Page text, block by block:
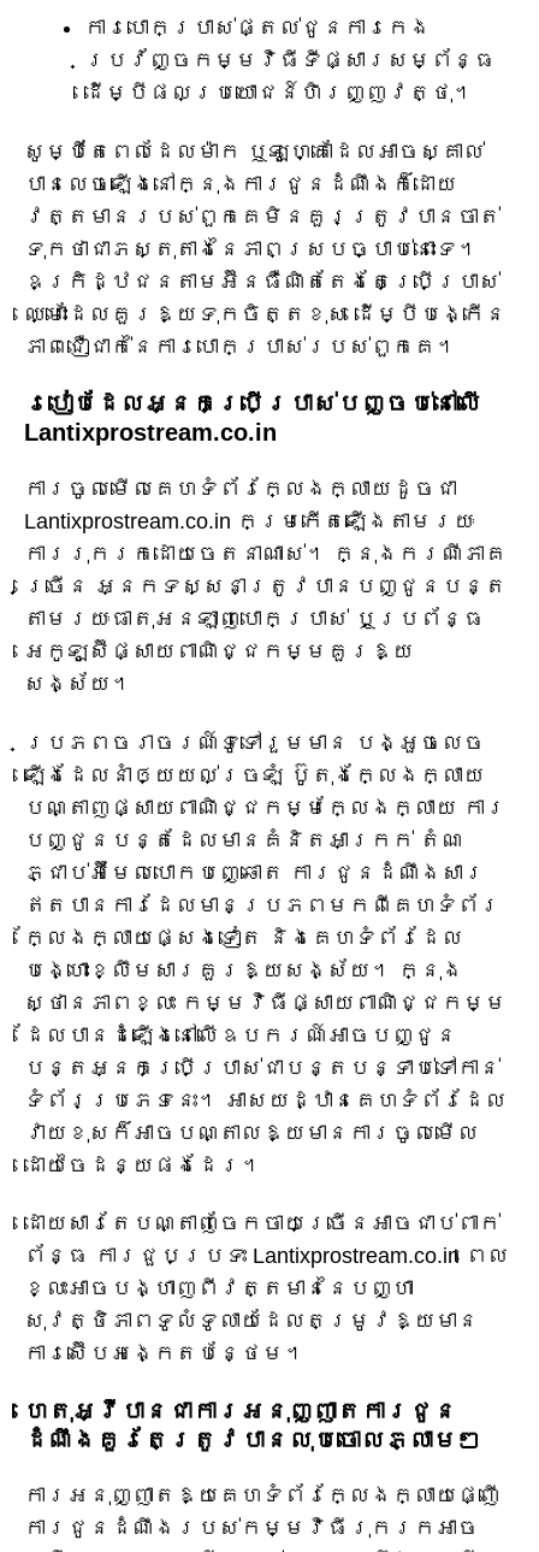
ការបោកប្រាស់ផ្តល់ជូនការកេង
ប្រវ័ញ្ចកម្មវិធីទីផ្សារសម្ព័ន្ធ
ដើម្បីផលប្រយោជន៍ហិរញ្ញវត្ថុ។
សូម្បីតែពេលដែលម៉ាក ឬឡូហ្គោដែលអាចស្គាល់
បានលេចឡើងនៅក្នុងការជូនដំណឹងក៏ដោយ
វត្តមានរបស់ពួកគេមិនគួរត្រូវបានចាត់
ទុកថាជាភស្តុតាងនៃភាពស្របច្បាប់នោះទេ។
ឧក្រិដ្ឋជនតាមអ៊ីនធឺណិតតែងតែប្រើប្រាស់
ឈ្មោះដែលគួរឱ្យទុកចិត្តខុស ដើម្បីបង្កើន
ភាពជឿជាក់នៃការបោកប្រាស់របស់ពួកគេ។
របៀបដែលអ្នកប្រើប្រាស់បញ្ចប់នៅលើ
Lantixprostream.co.in
ការចូលមើលគេហទំព័រក្លែងក្លាយដូចជា
Lantixprostream.co.in កម្រកើតឡើងតាមរយៈ
ការរុករកដោយចេតនាណាស់។ ក្នុងករណីភាគ
ច្រើន អ្នកទស្សនាត្រូវបានបញ្ជូនបន្ត
តាមរយៈធាតុអនឡាញបោកប្រាស់ ឬប្រព័ន្ធ
អេកូឡូស៊ីផ្សាយពាណិជ្ជកម្មគួរឱ្យ
សង្ស័យ។
ប្រភពចរាចរណ៍ទូទៅរួមមាន បង្អួចលេច
ឡើងដែលនាំឲ្យយល់ច្រឡំ ប៊ូតុងក្លែងក្លាយ
បណ្តាញផ្សាយពាណិជ្ជកម្មក្លែងក្លាយ ការ
បញ្ជូនបន្តដែលមានគំនិតអាក្រក់ តំណ
ភ្ជាប់អ៊ីមែលបោកបញ្ឆោត ការជូនដំណឹងសារ
ឥតបានការដែលមានប្រភពមកពីគេហទំព័រ
ក្លែងក្លាយផ្សេងទៀត និងគេហទំព័រដែល
បង្ហោះខ្លឹមសារគួរឱ្យសង្ស័យ។ ក្នុង
ស្ថានភាពខ្លះ កម្មវិធីផ្សាយពាណិជ្ជកម្ម
ដែលបានដំឡើងនៅលើឧបករណ៍អាចបញ្ជូន
បន្តអ្នកប្រើប្រាស់ជាបន្តបន្ទាប់ទៅកាន់
ទំព័រប្រភេទនេះ។ អាសយដ្ឋានគេហទំព័រដែល
វាយខុសក៏អាចបណ្តាលឱ្យមានការចូលមើល
ដោយចៃដន្យផងដែរ។
ដោយសារតែបណ្តាញចែកចាយច្រើនអាចជាប់ពាក់
ព័ន្ធ ការជួបប្រទះ Lantixprostream.co.in ពេល
ខ្លះអាចបង្ហាញពីវត្តមាននៃបញ្ហា
សុវត្ថិភាពទូលំទូលាយដែលតម្រូវឱ្យមាន
ការស៊ើបអង្កេតបន្ថែម។
ហេតុអ្វីបានជាការអនុញ្ញាតការជូន
ដំណឹងគួរតែត្រូវបានលុបចោលភ្លាមៗ
ការអនុញ្ញាតឱ្យគេហទំព័រក្លែងក្លាយផ្ញើ
ការជូនដំណឹងរបស់កម្មវិធីរុករកអាច